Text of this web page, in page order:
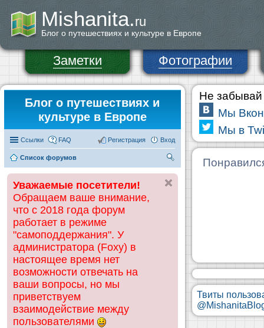
Mishanita.ru
Блог о путешествиях и культуре в Европе
Заметки Фотографии
Блог о путешествиях и
культуре в Европе
Ссылки FAQ Вход
Регистрация
Список форумов
ск
Уважаемые посетители!
Обращаем ваше внимание,
что с 2018 года форум
работает в режиме
"самоподдержания". У
администратора (Foxy) в
настоящее время нет
возможности отвечать на
ваши вопросы, но мы
приветствуем
взаимодействие между
пользователями
Не забывай
Мы
Мы в
Твиты